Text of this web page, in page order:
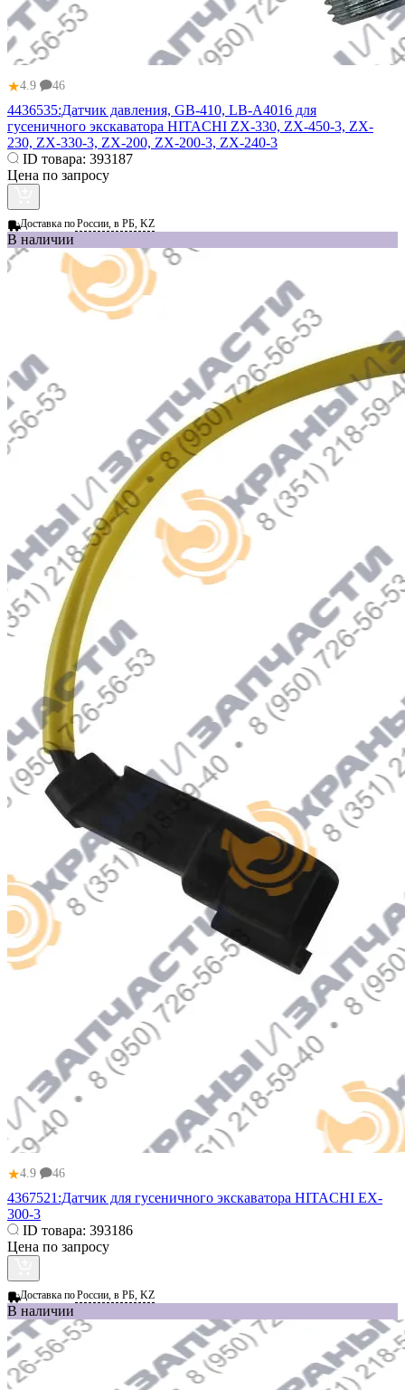
★4.9 46
4436535:Датчик давления, GB-410, LB-A4016 для
гусеничного экскаватора HITACHI ZX-330, ZX-450-3, ZX-
230, ZX-330-3, ZX-200, ZX-200-3, ZX-240-3
ID товара: 393187
Цена по запросу
Доставка поРоссии, в РБ, KZ
В наличии
★4.9 46
4367521:Датчик для гусеничного экскаватора HITACHI EX-
300-3
ID товара: 393186
Цена по запросу
Доставка поРоссии, в РБ, KZ
В наличии